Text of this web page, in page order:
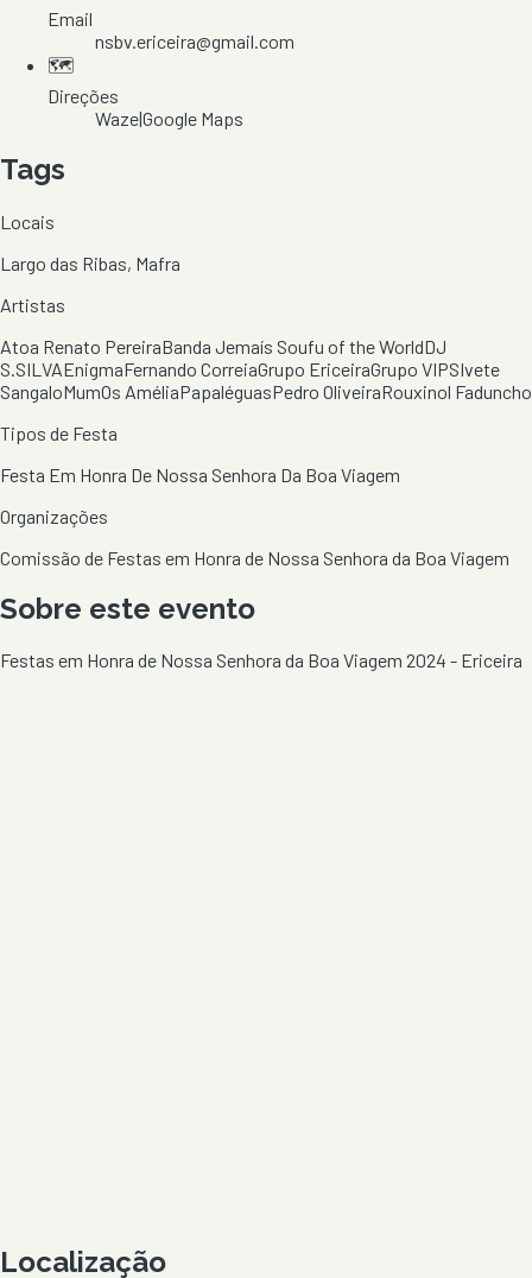
Email
nsbv.ericeira@gmail.com
🗺️
Direções
Waze|Google Maps
Tags
Locais
Largo das Ribas, Mafra
Artistas
Atoa Renato PereiraBanda Jemaís Soufu of the WorldDJ
S.SILVAEnigmaFernando CorreiaGrupo EriceiraGrupo VIPSIvete
SangaloMumOs AméliaPapaléguasPedro OliveiraRouxinol Faduncho
Tipos de Festa
Festa Em Honra De Nossa Senhora Da Boa Viagem
Organizações
Comissão de Festas em Honra de Nossa Senhora da Boa Viagem
Sobre este evento
Festas em Honra de Nossa Senhora da Boa Viagem 2024 - Ericeira
Localização